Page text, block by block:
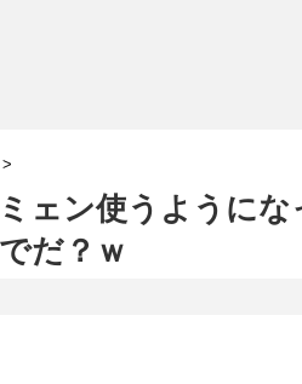
>
ェン使うように
だ？ｗ